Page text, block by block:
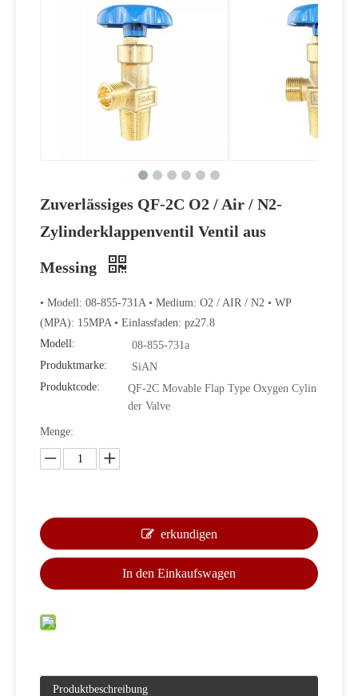
Sauerstoffventil O2 Luft N2 Ventil
Zuverlässiges QF-2C O2 / Air / N2-
Zylinderklappenventil Ventil aus
Messing
• Modell: 08-855-731A • Medium: O2 / AIR / N2 • WP
(MPA): 15MPA • Einlassfaden: pz27.8
Modell:
08-855-731a
Produktmarke:
SiAN
Produktcode:
QF-2C Movable Flap Type Oxygen Cylin
der Valve
Menge:
erkundigen
In den Einkaufswagen
Produktbeschreibung